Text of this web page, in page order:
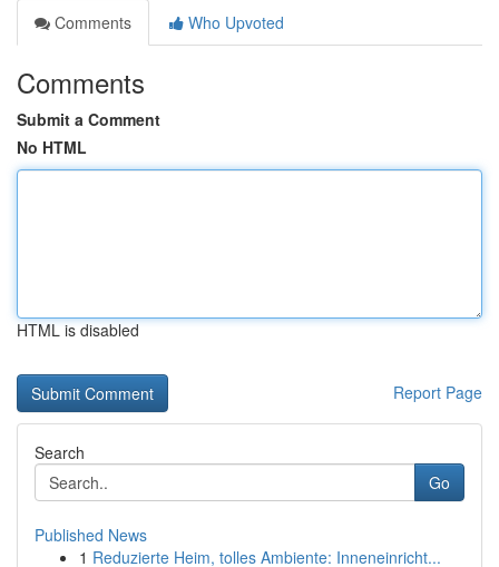
Comments
Who Upvoted
Comments
Submit a Comment
No HTML
HTML is disabled
Report Page
Search
Go
Published News
1 Reduzierte Heim, tolles Ambiente: Inneneinricht...